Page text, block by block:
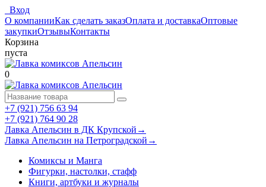
Вход
О компанииКак сделать заказОплата и доставкаОптовые
закупкиОтзывыКонтакты
Корзина
пуста
0
+7 (921) 756 63 94
+7 (921) 764 90 28
Лавка Апельсин в ДК Крупской →
Лавка Апельсин на Петроградской →
Комиксы и Манга
Фигурки, настолки, стафф
Книги, артбуки и журналы